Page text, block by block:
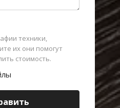
техники,
их они помогут
стоимость.